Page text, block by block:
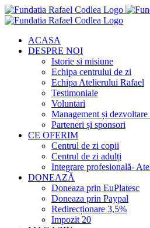
Skip
to
ACASA
DESPRE NOI
Istorie si misiune
Echipa centrului de zi
Echipa Atelierului Rafael
Testimoniale
Voluntari
Management și
Parteneri și sponsori
CE OFERIM
Centrul de zi copii
Centrul de zi adulți
Integrare profesională-
DONEAZĂ
Doneaza prin EuPlatesc
Doneaza prin Paypal
Redirecționare 3,5%
Impozit 20